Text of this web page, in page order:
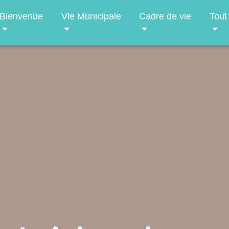
Bienvenue Vie Municipale Cadre de vie